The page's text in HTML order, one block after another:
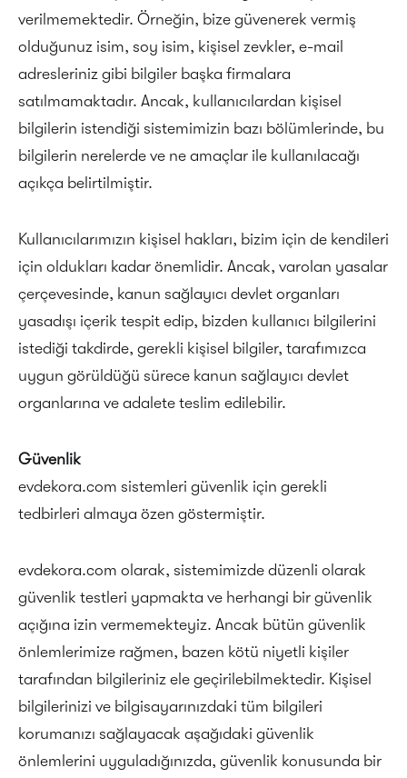
verilmemektedir. Örneğin, bize güvenerek vermiş
olduğunuz isim, soy isim, kişisel zevkler, e-mail
adresleriniz gibi bilgiler başka firmalara
satılmamaktadır. Ancak, kullanıcılardan kişisel
bilgilerin istendiği sistemimizin bazı bölümlerinde, bu
bilgilerin nerelerde ve ne amaçlar ile kullanılacağı
açıkça belirtilmiştir.
Kullanıcılarımızın kişisel hakları, bizim için de kendileri
için oldukları kadar önemlidir. Ancak, varolan yasalar
çerçevesinde, kanun sağlayıcı devlet organları
yasadışı içerik tespit edip, bizden kullanıcı bilgilerini
istediği takdirde, gerekli kişisel bilgiler, tarafımızca
uygun görüldüğü sürece kanun sağlayıcı devlet
organlarına ve adalete teslim edilebilir.
Güvenlik
evdekora.com sistemleri güvenlik için gerekli
tedbirleri almaya özen göstermiştir.
evdekora.com olarak, sistemimizde düzenli olarak
güvenlik testleri yapmakta ve herhangi bir güvenlik
açığına izin vermemekteyiz. Ancak bütün güvenlik
önlemlerimize rağmen, bazen kötü niyetli kişiler
tarafından bilgileriniz ele geçirilebilmektedir. Kişisel
bilgilerinizi ve bilgisayarınızdaki tüm bilgileri
korumanızı sağlayacak aşağıdaki güvenlik
önlemlerini uyguladığınızda, güvenlik konusunda bir